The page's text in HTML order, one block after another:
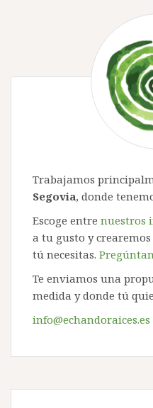
Trabajamos
Segovia, donde
Escoge entre nuestros
a tu gusto y
tú necesitas.
Te enviamos una
medida y donde tú
info@echandoraices.es